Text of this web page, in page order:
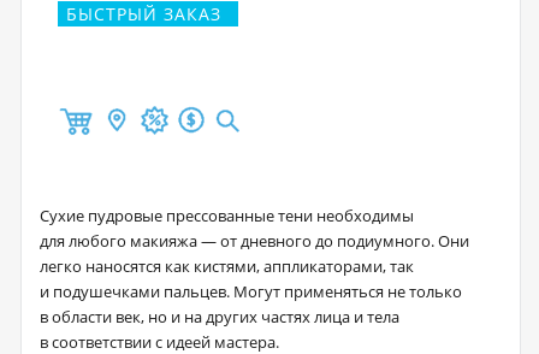
БЫСТРЫЙ ЗАКАЗ
Сухие пудровые прессованные тени необходимы
для любого макияжа — от дневного до подиумного. Они
легко наносятся как кистями, аппликаторами, так
и подушечками пальцев. Могут применяться не только
в области век, но и на других частях лица и тела
в соответствии с идеей мастера.